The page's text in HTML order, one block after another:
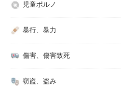
児童ポルノ
暴行、暴力
傷害、傷害致死
窃盗、盗み